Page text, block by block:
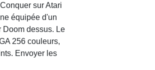
sur Atari
équipée d'un
Doom dessus. Le
256 couleurs,
Envoyer les